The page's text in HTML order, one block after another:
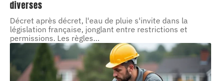
diverses
Décret après décret, l'eau de pluie s'invite dans la
législation française, jonglant entre restrictions et
permissions. Les règles…